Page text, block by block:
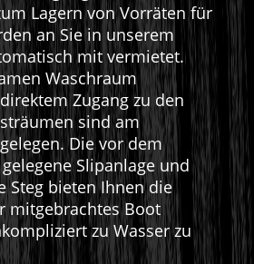
Lagern von Vorräten für
an Sie in unserem
mit vermietet.
Waschraum
Zugang zu den
sind am
Die vor dem
Slipanlage und
Steg bieten Ihnen die
mitgebrachtes Boot
zu Wasser zu